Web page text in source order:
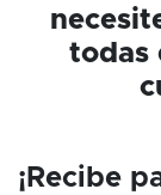
todas
¡Recibe